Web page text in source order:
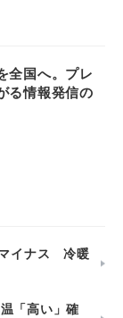
全国へ。プレ
る情報発信の
マイナス 冷暖
「高い」確